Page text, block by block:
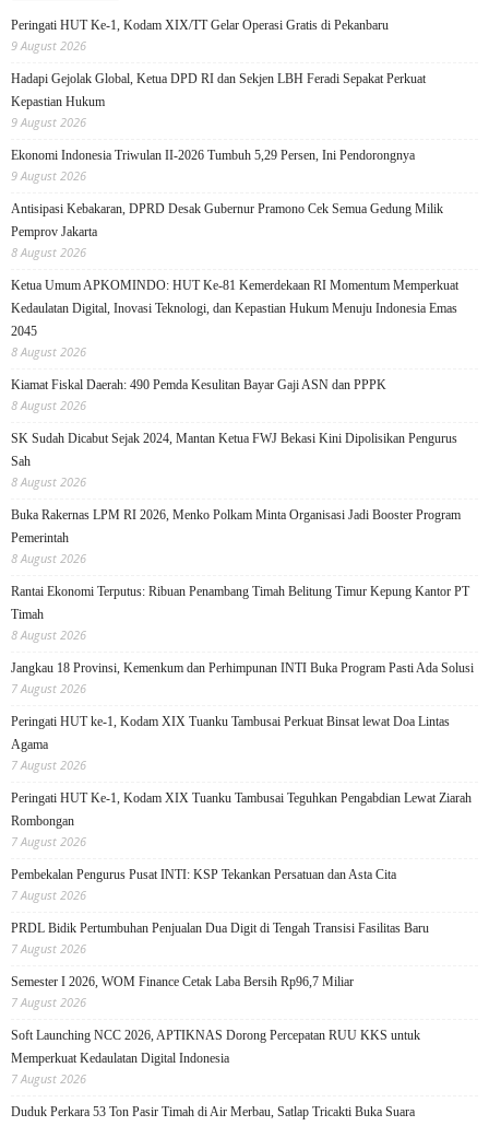
Peringati HUT Ke-1, Kodam XIX/TT Gelar Operasi Gratis di Pekanbaru
9 August 2026
Hadapi Gejolak Global, Ketua DPD RI dan Sekjen LBH Feradi Sepakat Perkuat
Kepastian Hukum
9 August 2026
Ekonomi Indonesia Triwulan II-2026 Tumbuh 5,29 Persen, Ini Pendorongnya
9 August 2026
Antisipasi Kebakaran, DPRD Desak Gubernur Pramono Cek Semua Gedung Milik
Pemprov Jakarta
8 August 2026
Ketua Umum APKOMINDO: HUT Ke-81 Kemerdekaan RI Momentum Memperkuat
Kedaulatan Digital, Inovasi Teknologi, dan Kepastian Hukum Menuju Indonesia Emas
2045
8 August 2026
Kiamat Fiskal Daerah: 490 Pemda Kesulitan Bayar Gaji ASN dan PPPK
8 August 2026
SK Sudah Dicabut Sejak 2024, Mantan Ketua FWJ Bekasi Kini Dipolisikan Pengurus
Sah
8 August 2026
Buka Rakernas LPM RI 2026, Menko Polkam Minta Organisasi Jadi Booster Program
Pemerintah
8 August 2026
Rantai Ekonomi Terputus: Ribuan Penambang Timah Belitung Timur Kepung Kantor PT
Timah
8 August 2026
Jangkau 18 Provinsi, Kemenkum dan Perhimpunan INTI Buka Program Pasti Ada Solusi
7 August 2026
Peringati HUT ke-1, Kodam XIX Tuanku Tambusai Perkuat Binsat lewat Doa Lintas
Agama
7 August 2026
Peringati HUT Ke-1, Kodam XIX Tuanku Tambusai Teguhkan Pengabdian Lewat Ziarah
Rombongan
7 August 2026
Pembekalan Pengurus Pusat INTI: KSP Tekankan Persatuan dan Asta Cita
7 August 2026
PRDL Bidik Pertumbuhan Penjualan Dua Digit di Tengah Transisi Fasilitas Baru
7 August 2026
Semester I 2026, WOM Finance Cetak Laba Bersih Rp96,7 Miliar
7 August 2026
Soft Launching NCC 2026, APTIKNAS Dorong Percepatan RUU KKS untuk
Memperkuat Kedaulatan Digital Indonesia
7 August 2026
Duduk Perkara 53 Ton Pasir Timah di Air Merbau, Satlap Tricakti Buka Suara